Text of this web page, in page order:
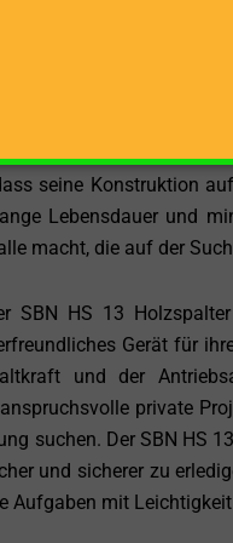
in einer
Diese Art der
mit dem Holzspalter zu
kg ist der SBN HS 13
seine Konstruktion
Lebensdauer und
macht, die auf der
SBN HS 13
Gerät für
und der
private
suchen. Der SBN HS
und sicherer zu
Aufgaben mit